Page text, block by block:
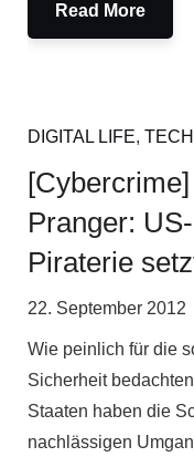
Read More
DIGITAL LIFE,
Pranger:
Piraterie
22. September 2012
Wie peinlich für die
Sicherheit
Staaten haben die
nachlässigen